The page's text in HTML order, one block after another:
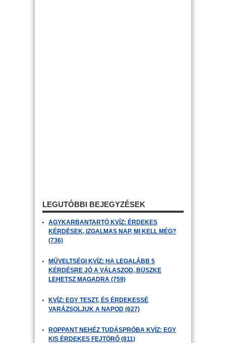
LEGUTÓBBI BEJEGYZÉSEK
AGYKARBANTARTÓ KVÍZ: ÉRDEKES
KÉRDÉSEK, IZGALMAS NAP, MI KELL MÉG?
(736)
MŰVELTSÉGI KVÍZ: HA LEGALÁBB 5
KÉRDÉSRE JÓ A VÁLASZOD, BÜSZKE
LEHETSZ MAGADRA (759)
KVÍZ: EGY TESZT, ÉS ÉRDEKESSÉ
VARÁZSOLJUK A NAPOD (627)
ROPPANT NEHÉZ TUDÁSPRÓBA KVÍZ: EGY
KIS ÉRDEKES FEJTÖRŐ (811)